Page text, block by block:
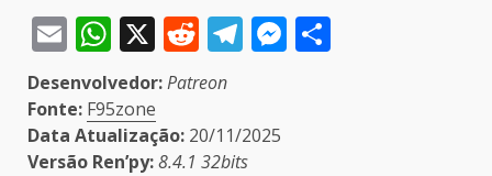
EmailWhatsApp
X Reddit
Telegram
Messenger
Desenvolvedor:Patreon
Fonte: F95zone
Data Atualização: 20/11/2025
Versão Ren’py:8.4.1 32bits